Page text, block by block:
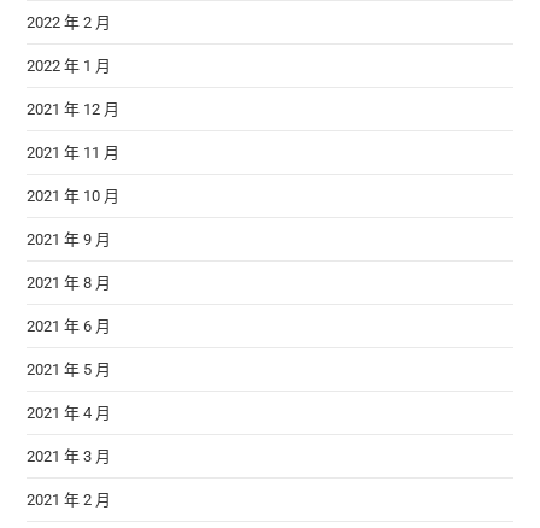
2022 年 2 月
2022 年 1 月
2021 年 12 月
2021 年 11 月
2021 年 10 月
2021 年 9 月
2021 年 8 月
2021 年 6 月
2021 年 5 月
2021 年 4 月
2021 年 3 月
2021 年 2 月